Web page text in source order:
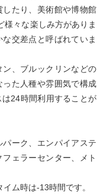
たり、美術館や博物館
様々な楽しみ方がありま
交差点と呼ばれていま
、ブルックリンなどの
った人種や雰囲気で構成
24時間利用することが
ーク、エンパイアステ
ェラーセンター、メト
ム時は-13時間です。